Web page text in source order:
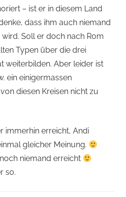
– ist er in diesem Land
dass ihm auch niemand
Soll er doch nach Rom
Typen über die drei
weiterbilden. Aber leider ist
ein einigermassen
diesen Kreisen nicht zu
immerhin erreicht, Andi
gleicher Meinung.
niemand erreicht
so.